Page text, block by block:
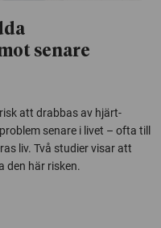
senare
att drabbas av hjärt-
senare i livet – ofta till
liv. Två studier visar att
den här risken.